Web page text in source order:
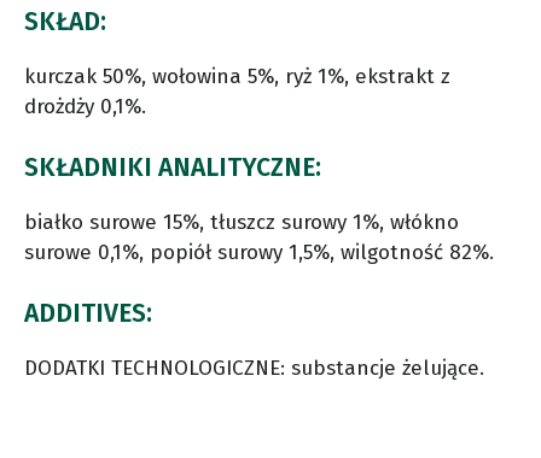
SKŁAD:
kurczak 50%, wołowina 5%, ryż 1%, ekstrakt z
drożdży 0,1%.
SKŁADNIKI ANALITYCZNE:
białko surowe 15%, tłuszcz surowy 1%, włókno
surowe 0,1%, popiół surowy 1,5%, wilgotność 82%.
ADDITIVES:
DODATKI TECHNOLOGICZNE: substancje żelujące.